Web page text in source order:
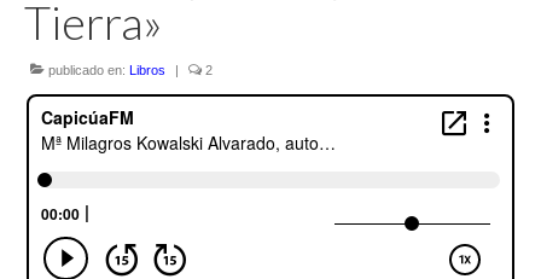
Boletines
Contacto (vía TecnoTur)
Graba tu mensaje hablado
EditorialTecnoTur.com
Glosariocastellano.com
Tierra»
publicado en: Libros | 2